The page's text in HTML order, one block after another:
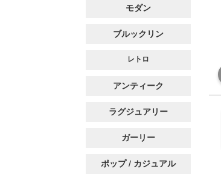
モダン
ブルックリン
レトロ
アンティーク
ラグジュアリー
ガーリー
ポップ / カジュアル